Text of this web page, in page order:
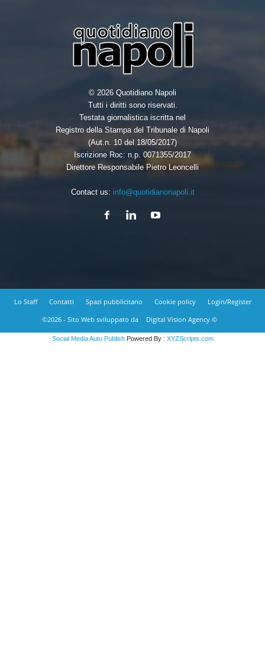
© 2026 Quotidiano Napoli
Tutti i diritti sono riservati.
Testata giornalistica iscritta nel
Registro della Stampa del Tribunale di Napoli
(Aut.n. 10 del 18/05/2017)
Iscrizione Roc: n.p. 0071355/2017
Direttore Responsabile Pietro Leoncelli
Contact us: info@quotidianonapoli.it
Lo Staff Contatti Spazi pubblicitario Cookie policy
Login/Register
©2026 - Sito Web sviluppato da
Digital Vision Agency ©
Social Media Auto PublishPowered By : XYZScripts.com